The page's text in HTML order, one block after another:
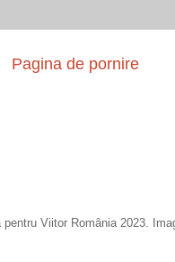
Pagina de pornire
pentru Viitor România 2023.